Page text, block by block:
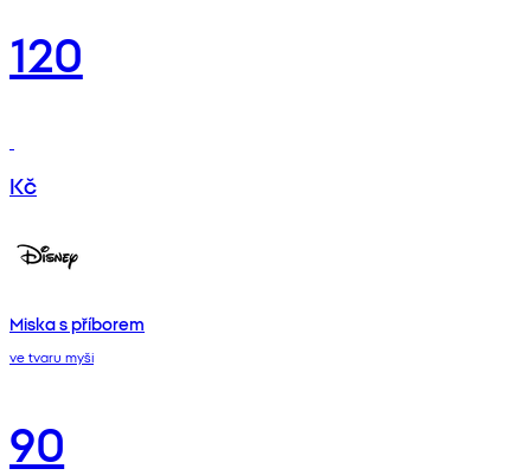
120
Kč
Miska s příborem
ve tvaru myši
90